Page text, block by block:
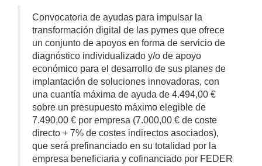
Convocatoria de ayudas para impulsar la
transformación digital de las pymes que ofrece
un conjunto de apoyos en forma de servicio de
diagnóstico individualizado y/o de apoyo
económico para el desarrollo de sus planes de
implantación de soluciones innovadoras, con
una cuantía máxima de ayuda de 4.494,00 €
sobre un presupuesto máximo elegible de
7.490,00 € por empresa (7.000,00 € de coste
directo + 7% de costes indirectos asociados),
que será prefinanciado en su totalidad por la
empresa beneficiaria y cofinanciado por FEDER